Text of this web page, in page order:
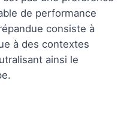
selon le
de performance
consiste à
à des contextes
ainsi le